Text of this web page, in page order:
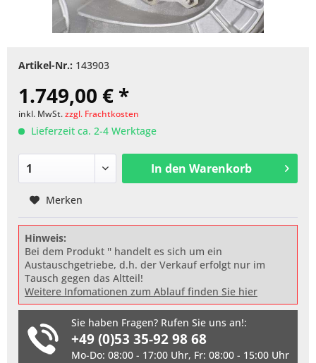
Artikel-Nr.: 143903
1.749,00 € *
inkl. MwSt.zzgl. Frachtkosten
Lieferzeit ca. 2-4 Werktage
In den Warenkorb
Merken
Hinweis:
Bei dem Produkt '' handelt es sich um ein
Austauschgetriebe, d.h. der Verkauf erfolgt nur im
Tausch gegen das Altteil!
Weitere Infomationen zum Ablauf finden Sie hier
Sie haben Fragen? Rufen Sie uns an!:
+49 (0)53 35-92 98 68
Mo-Do: 08:00 - 17:00 Uhr, Fr: 08:00 - 15:00 Uhr